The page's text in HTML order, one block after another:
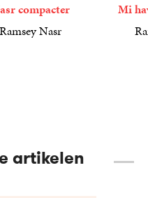
compacter
Ramsey Nasr
Mi
artikelen